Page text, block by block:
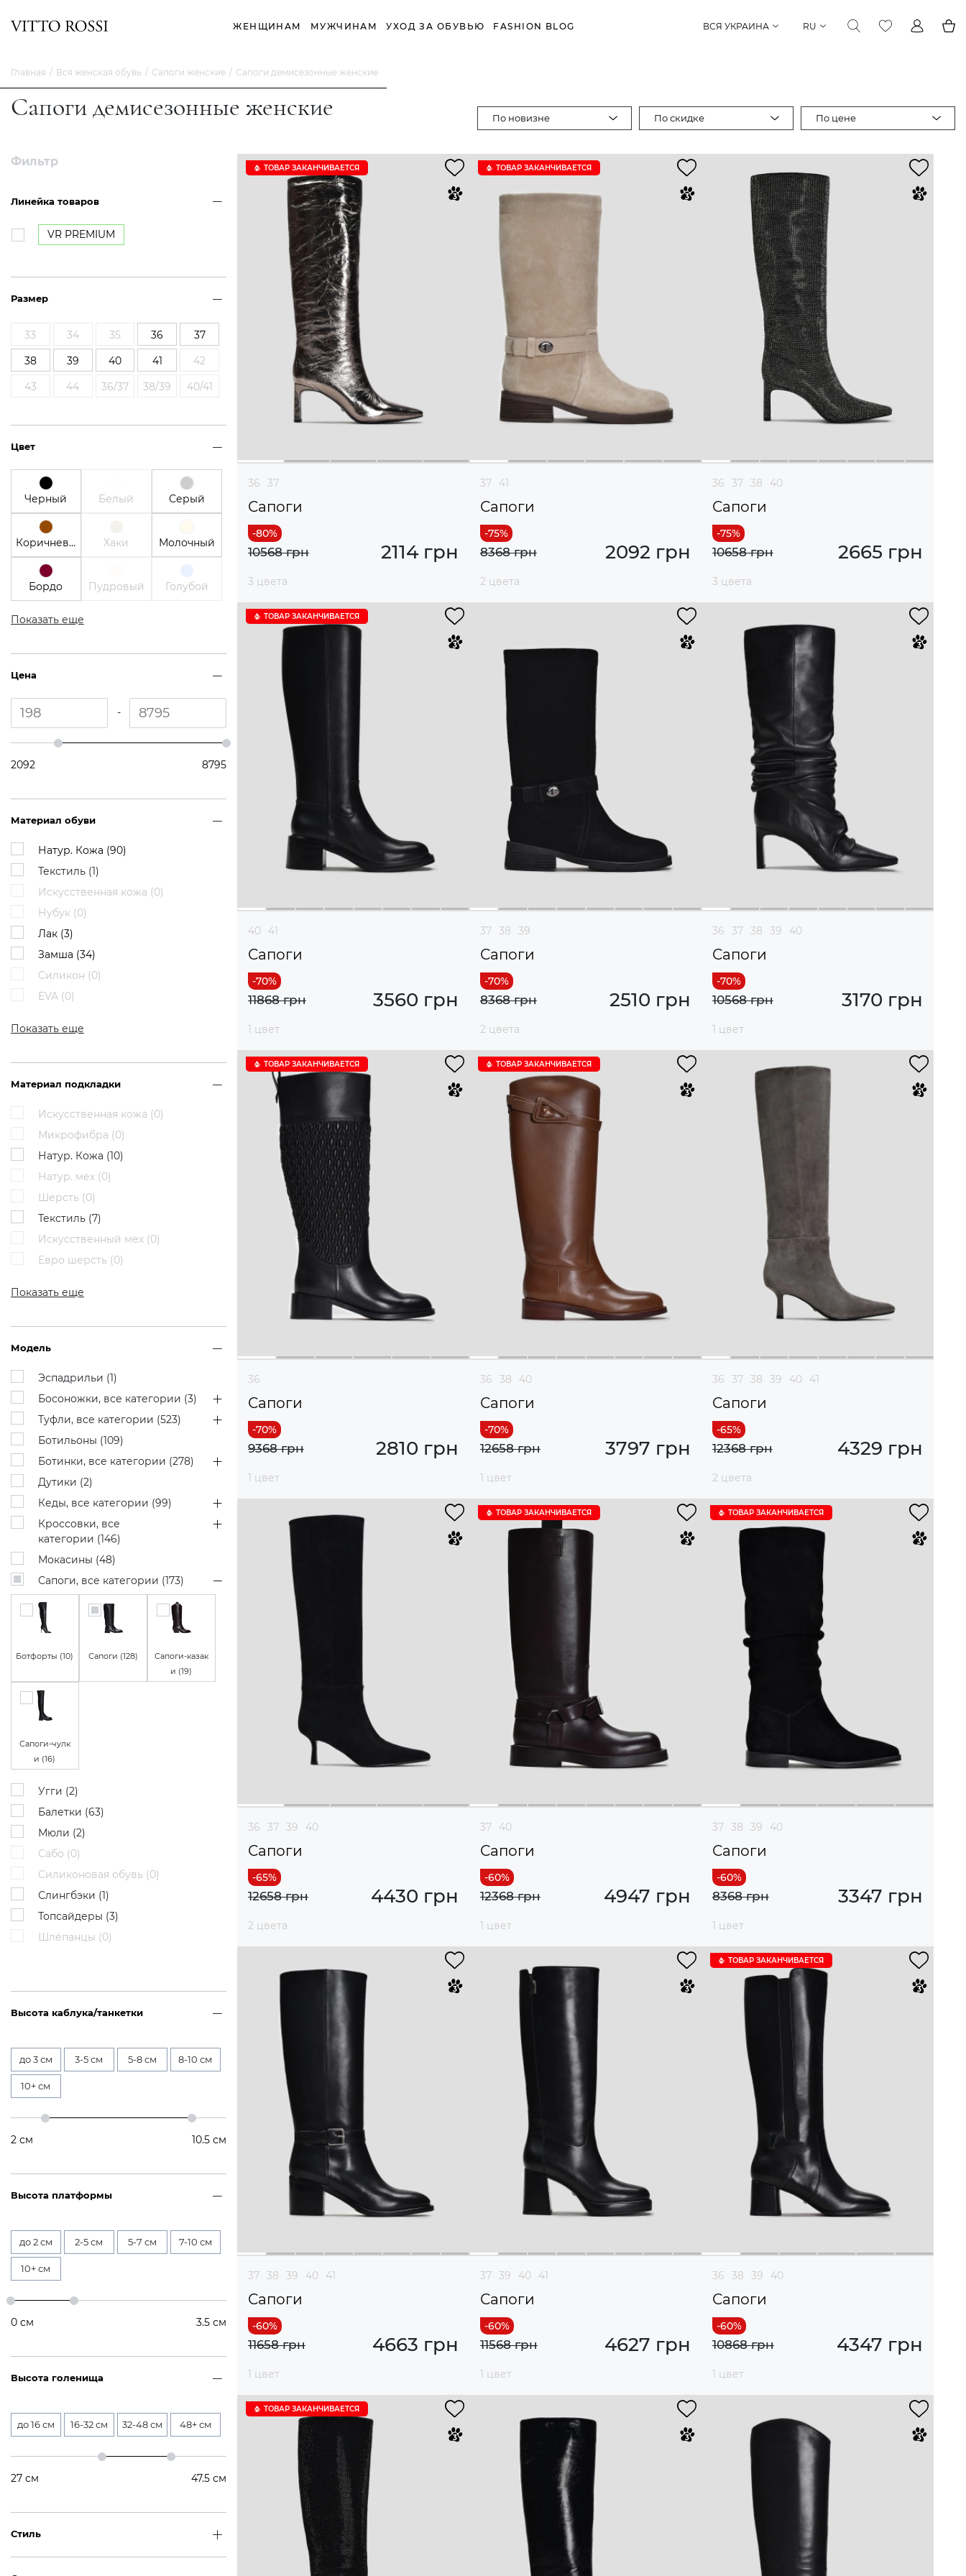
ЖЕНЩИНАМ МУЖЧИНАМ УХОД ЗА ОБУВЬЮ FASHION BLOG ВСЯ УКРАИНА RU
Главная Вся женская обувь Cапоги женские Сапоги демисезонные женские
Сапоги демисезонные женские По новизне По скидке По цене
Фильтр
Линейка товаров
VR PREMIUM
Размер
33 34 35 36
37
38
39 40 41
42
43
44 36/37 38/39 40/41
Цвет
Черный Белый Серый
Коричневый Хаки Молочный
Бордо Пудровый Голубой
Показать еще
Цена
-
2092 8795
Материал обуви
Натур. Кожа (90)
Текстиль (1)
Искусственная кожа (0)
Нубук (0)
Лак (3)
Замша (34)
Силикон (0)
EVA (0)
Показать еще
Материал подкладки
Искусственная кожа (0)
Микрофибра (0)
Натур. Кожа (10)
Натур. мех (0)
Шерсть (0)
Текстиль (7)
Искусственный мех (0)
Евро шерсть (0)
Показать еще
Модель
Эспадрильи (1)
Босоножки, все категории (3)
Туфли, все категории (523)
Ботильоны (109)
Ботинки, все категории (278)
Дутики (2)
Кеды, все категории (99)
Кроссовки, все
категории (146)
Мокасины (48)
Сапоги, все категории (173)
Ботфорты (10) Сапоги (128)
Сапоги-казак
и (19)
Сапоги-чулк
и (16)
Угги (2)
Балетки (63)
Мюли (2)
Сабо (0)
Силиконовая обувь (0)
Слингбэки (1)
Топсайдеры (3)
Шлёпанцы (0)
Высота каблука/танкетки
до 3 см 3-5 см 5-8 см 8-10 см
10+ см
2 см 10.5 см
Высота платформы
до 2 см 2-5 см 5-7 см 7-10 см
10+ см
0 см 3.5 см
Высота голенища
до 16 см 16-32 см 32-48 см 48+ см
27 см 47.5 см
Стиль
ТОВАР ЗАКАНЧИВАЕТСЯ
36 37
Сапоги
2114 грн
10568 грн
3 цвета
ТОВАР ЗАКАНЧИВАЕТСЯ
37 41
Сапоги
2092 грн
8368 грн
2 цвета
36 37 38 40
Сапоги
2665 грн
10658 грн
3 цвета
ТОВАР ЗАКАНЧИВАЕТСЯ
40 41
Сапоги
3560 грн
11868 грн
1 цвет
37 38 39
Сапоги
2510 грн
8368 грн
2 цвета
36 37 38 39 40
Сапоги
3170 грн
10568 грн
1 цвет
ТОВАР ЗАКАНЧИВАЕТСЯ
36
Сапоги
2810 грн
9368 грн
1 цвет
ТОВАР ЗАКАНЧИВАЕТСЯ
36 38 40
Сапоги
3797 грн
12658 грн
1 цвет
36 37 38 39 40 41
Сапоги
4329 грн
12368 грн
2 цвета
36 37 39 40
Сапоги
4430 грн
12658 грн
2 цвета
ТОВАР ЗАКАНЧИВАЕТСЯ
37 40
Сапоги
4947 грн
12368 грн
1 цвет
ТОВАР ЗАКАНЧИВАЕТСЯ
37 38 39 40
Сапоги
3347 грн
8368 грн
1 цвет
37 38 39 40 41
Сапоги
4663 грн
11658 грн
1 цвет
37 39 40 41
Сапоги
4627 грн
11568 грн
1 цвет
ТОВАР ЗАКАНЧИВАЕТСЯ
36 38 39 40
Сапоги
4347 грн
10868 грн
1 цвет
ТОВАР ЗАКАНЧИВАЕТСЯ